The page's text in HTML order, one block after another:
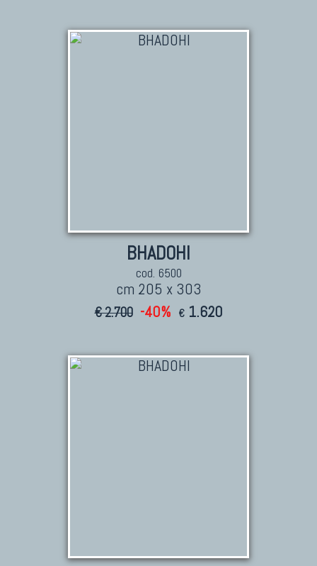
BHADOHI
cod. 6500
cm 205 x 303
€ 2.700 -40% € 1.620